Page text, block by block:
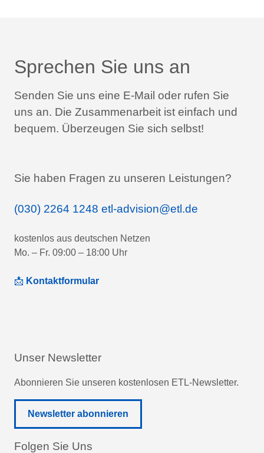
Sprechen Sie uns an
Senden Sie uns eine E-Mail oder rufen Sie
uns an. Die Zusammenarbeit ist einfach und
bequem. Überzeugen Sie sich selbst!
Sie haben Fragen zu unseren Leistungen?
(030) 2264 1248 etl-advision@etl.de
kostenlos aus deutschen Netzen
Mo. – Fr. 09:00 – 18:00 Uhr
📩 Kontaktformular
Unser Newsletter
Abonnieren Sie unseren kostenlosen ETL-Newsletter.
Newsletter abonnieren
Folgen Sie Uns